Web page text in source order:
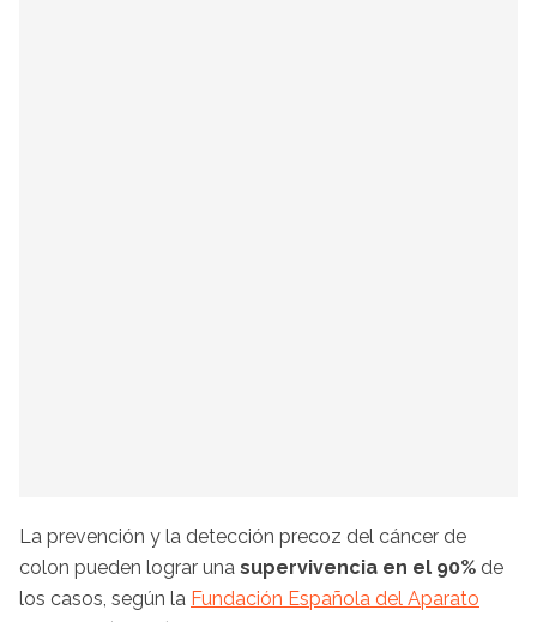
La prevención y la detección precoz del cáncer de
colon pueden lograr una supervivencia en el 90% de
los casos, según la Fundación Española del Aparato